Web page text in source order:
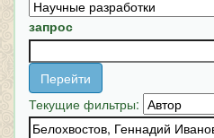
запрос
Текущие фильтры: